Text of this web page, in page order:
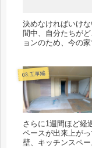
決めなければいけ
間中、自分たちが
ョンのため、今の
03.工事編
さらに1週間ほど経
ペースが出来上が
壁、キッチンスペ